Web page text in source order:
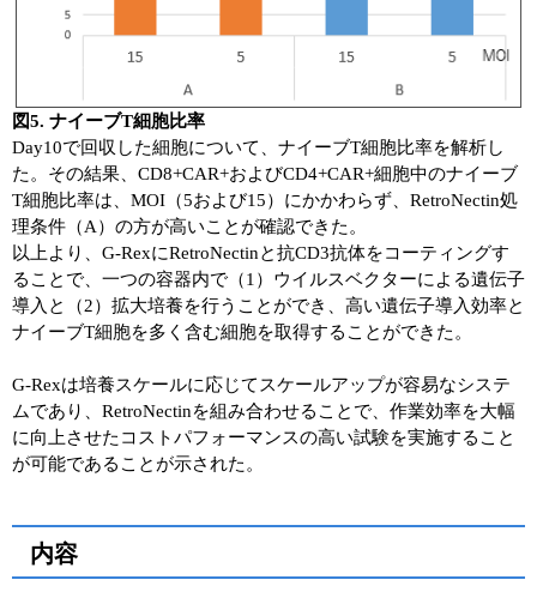
図5. ナイーブT細胞比率
Day10で回収した細胞について、ナイーブT細胞比率を解析し
た。その結果、CD8+CAR+およびCD4+CAR+細胞中のナイーブ
T細胞比率は、MOI（5および15）にかかわらず、RetroNectin処
理条件（A）の方が高いことが確認できた。
以上より、G-RexにRetroNectinと抗CD3抗体をコーティングす
ることで、一つの容器内で（1）ウイルスベクターによる遺伝子
導入と（2）拡大培養を行うことができ、高い遺伝子導入効率と
ナイーブT細胞を多く含む細胞を取得することができた。
G-Rexは培養スケールに応じてスケールアップが容易なシステ
ムであり、RetroNectinを組み合わせることで、作業効率を大幅
に向上させたコストパフォーマンスの高い試験を実施すること
が可能であることが示された。
内容